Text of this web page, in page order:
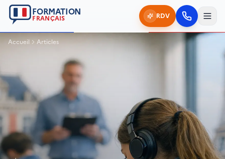
FORMATION
FRANÇAIS RDV
Accueil Articles